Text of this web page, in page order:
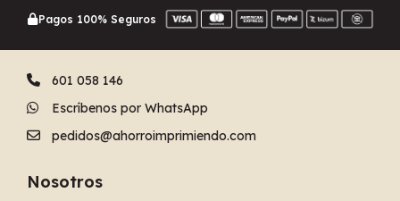
Pagos 100% Seguros
601 058 146
Escríbenos por WhatsApp
pedidos@ahorroimprimiendo.com
Nosotros